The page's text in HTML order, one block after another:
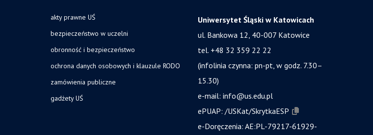
akty prawne UŚ
bezpieczeństwo w uczelni
obronność i bezpieczeństwo
ochrona danych osobowych i klauzule RODO
zamówienia publiczne
gadżety UŚ
Uniwersytet Śląski w Katowicach
ul. Bankowa 12, 40-007 Katowice
tel. +48 32 359 22 22
(infolinia czynna: pn-pt, w godz. 7.30–
15.30)
e-mail: info@us.edu.pl
ePUAP: /USKat/SkrytkaESP
e-Doręczenia: AE:PL-79217-61929-